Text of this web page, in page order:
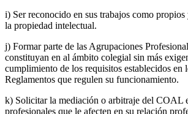
i) Ser reconocido en sus trabajos como
la propiedad intelectual.
j) Formar parte de las Agrupaciones
constituyan en al ámbito colegial sin más
cumplimiento de los requisitos establecidos en
Reglamentos que regulen su funcionamiento.
k) Solicitar la mediación o arbitraje del COAL
profesionales que le afecten en su relación